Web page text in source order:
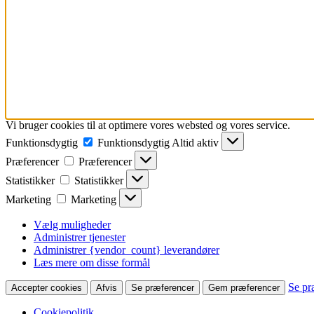
Vi bruger cookies til at optimere vores websted og vores service.
Funktionsdygtig
Funktionsdygtig Altid aktiv
Præferencer
Præferencer
Statistikker
Statistikker
Marketing
Marketing
Vælg muligheder
Administrer tjenester
Administrer {vendor_count} leverandører
Læs mere om disse formål
Accepter cookies Afvis Se præferencer Gem præferencer Se